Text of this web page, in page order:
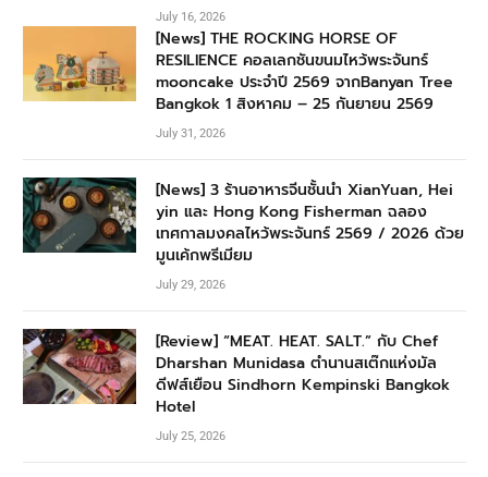
July 16, 2026
[News] THE ROCKING HORSE OF
RESILIENCE คอลเลกชันขนมไหว้พระจันทร์
mooncake ประจำปี 2569 จากBanyan Tree
Bangkok 1 สิงหาคม – 25 กันยายน 2569
July 31, 2026
[News] 3 ร้านอาหารจีนชั้นนำ XianYuan, Hei
yin และ Hong Kong Fisherman ฉลอง
เทศกาลมงคลไหว้พระจันทร์ 2569 / 2026 ด้วย
มูนเค้กพรีเมียม
July 29, 2026
[Review] “MEAT. HEAT. SALT.” กับ Chef
Dharshan Munidasa ตำนานสเต๊กแห่งมัล
ดีฟส์เยือน Sindhorn Kempinski Bangkok
Hotel
July 25, 2026